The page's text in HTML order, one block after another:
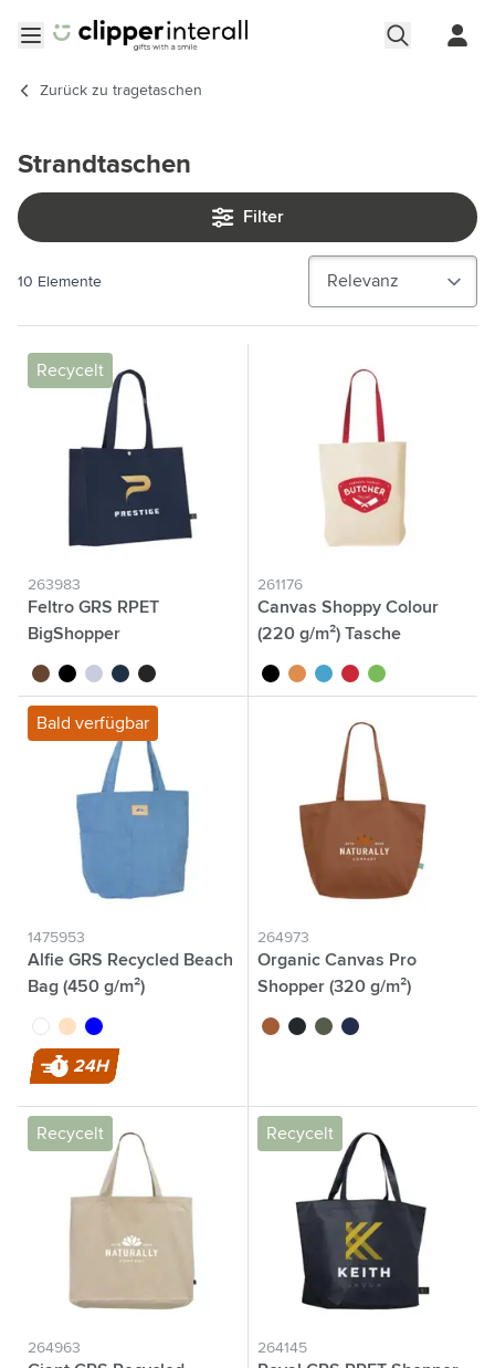
Zurück zu tragetaschen
Strandtaschen
Filter
10 Elemente
Recycelt
263983
Feltro GRS RPET
BigShopper
brun noir gris clairbleu foncé
gris foncé
261176
Canvas Shoppy Colour
(220 g/m²) Tasche
noir orangebleu clair
rougelime
Bald verfügbar
1475953
Alfie GRS Recycled Beach
Bag (450 g/m²)
blancbeigebleu
24H
264973
Organic Canvas Pro
Shopper (320 g/m²)
brun noir vert olivebleu marine
Recycelt
264963
Recycelt
264145